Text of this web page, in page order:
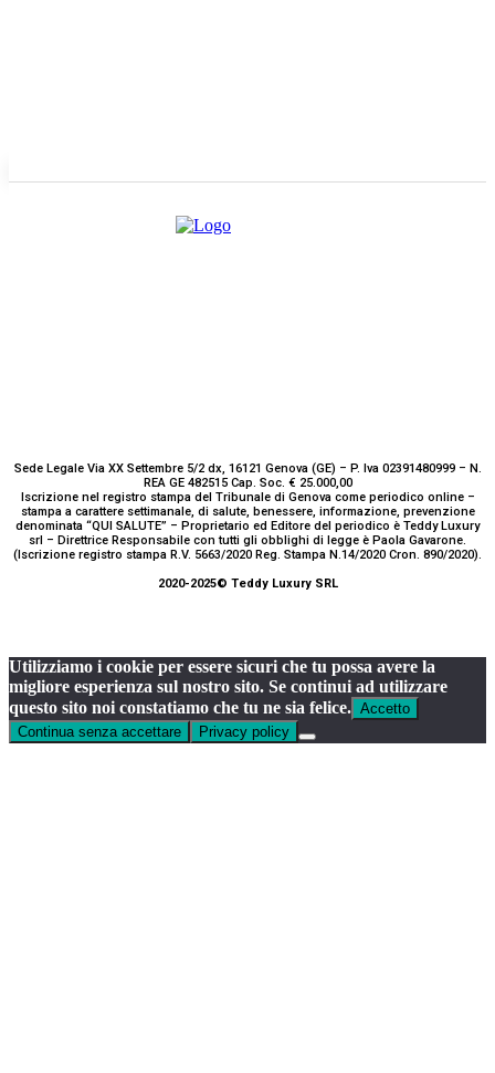
Sede Legale Via XX Settembre 5/2 dx, 16121 Genova (GE) – P. Iva 02391480999 – N.
REA GE 482515 Cap. Soc. € 25.000,00
Iscrizione nel registro stampa del Tribunale di Genova come periodico online –
stampa a carattere settimanale, di salute, benessere, informazione, prevenzione
denominata “QUI SALUTE” – Proprietario ed Editore del periodico è Teddy Luxury
srl – Direttrice Responsabile con tutti gli obblighi di legge è Paola Gavarone.
(Iscrizione registro stampa R.V. 5663/2020 Reg. Stampa N.14/2020 Cron. 890/2020).
2020-2025© Teddy Luxury SRL
Utilizziamo i cookie per essere sicuri che tu possa avere la
migliore esperienza sul nostro sito. Se continui ad utilizzare
questo sito noi constatiamo che tu ne sia felice. Accetto
Continua senza accettare
Privacy policy